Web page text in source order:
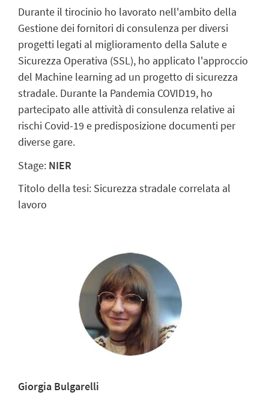
Durante il tirocinio ho lavorato nell'ambito della
Gestione dei fornitori di consulenza per diversi
progetti legati al miglioramento della Salute e
Sicurezza Operativa (SSL), ho applicato l'approccio
del Machine learning ad un progetto di sicurezza
stradale. Durante la Pandemia COVID19, ho
partecipato alle attività di consulenza relative ai
rischi Covid-19 e predisposizione documenti per
diverse gare.
Stage: NIER
Titolo della tesi: Sicurezza stradale correlata al
lavoro
Giorgia Bulgarelli